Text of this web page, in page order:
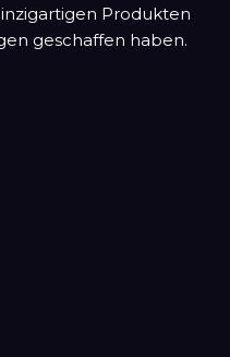
Produkten
geschaffen haben.